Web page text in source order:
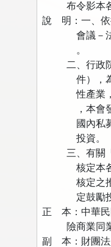
布令影本各
說 明：一、依
會議－法規
。
二、行政院
件），為引
性產業，協
，本會發布
國內私募股
投資。
三、有關「
核定本各目
核定之推動
定鼓勵投資
正 本：中華民
險商業同業
副 本：財團法